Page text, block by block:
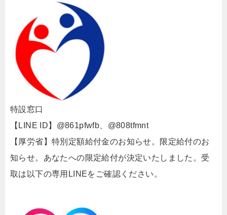
特設窓口
【LINE ID】@861pfwfb、@808tfmnt
【厚労省】特別定額給付金のお知らせ。限定給付のお
知らせ。あなたへの限定給付が決定いたしました。受
取は以下の専用LINEをご確認ください。